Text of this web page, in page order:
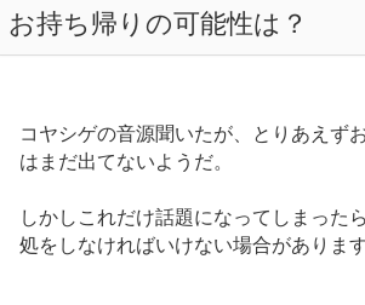
お持ち帰りの可能性は？
コヤシゲの音源聞いたが、とりあえず
はまだ出てないようだ。
しかしこれだけ話題になってしまった
処をしなければいけない場合があります